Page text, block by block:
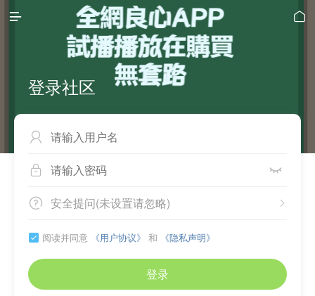
 
登录社区

 
 
安全提问(未设置请忽略)
 阅读并同意 《用户协议》 和 《隐私声明》
登录